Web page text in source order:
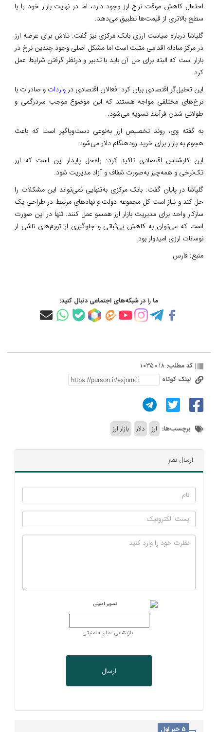
احتمال کاهش موقت نرخ ارز وجود دارد، اما در نهایت بازار خود را با
سطح بالاتری از قیمت‌ها تطبیق می‌دهد.
گلپاشا درباره سیاست ارزی بانک مرکزی نیز گفت: تلاش برای عرضه ارز
در مرکز مبادله اقدامی مثبت است اما مشکل اصلی وجود چندین نرخ در
بازار است که البته برای حل آن باید با تدبیر و درنظر گرفتن شرایط عمل
کرد.
این تحلیل‌گر اقتصادی بیان کرد: فعالان اقتصادی در واردات و صادرات با
نرخ‌های مختلفی مواجه‌ هستند که این موضوع موجب سردرگمی و
طولانی شدن فرآیند تسویه می‌شود.
به گفته وی، روند تخصیص ارز به‌نوعی دست‌وپاگیر است که باعث
هجوم به بازار برای خرید زودهنگام دلار می‌شود.
این کارشناس اقتصادی تاکید کرد: راه‌حل پایدار این است که ارز
تک‌نرخی و همه‌چیز به‌صورت شفاف و آزاد مدیریت شود.
گلپاشا در پایان گفت: بانک مرکزی به‌تنهایی نمی‌تواند این مشکلات را
حل کند و نیاز است کل مجموعه دولت و نهادهای مرتبط در طراحی یک
سازکار واحد برای مدیریت بازار ارز همسو عمل کنند. تنها در این صورت
است که می‌توان به کاهش بی‌ثباتی و جلوگیری از تورم‌های ناشی از
نوسانات ارزی امیدوار بود.
منبع: فارس
ما را در شبکه‌های اجتماعی دنبال کنید:
کد مطلب: 1035018
لینک کوتاه
برچسب‌ها: ارز دلار بازار ارز
ارسال نظر
بازنشانی عبارت امنیتی
5 خبر اول